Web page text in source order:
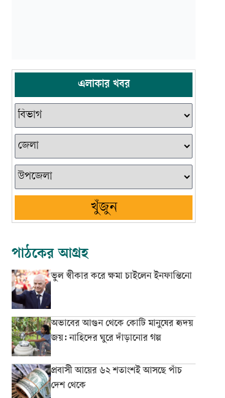
এলাকার খবর
খুঁজুন
পাঠকের আগ্রহ
ভুল স্বীকার করে ক্ষমা চাইলেন ইনফান্তিনো
অভাবের আগুন থেকে কোটি মানুষের হৃদয়
জয়: নাহিদের ঘুরে দাঁড়ানোর গল্প
প্রবাসী আয়ের ৬২ শতাংশই আসছে পাঁচ
দেশ থেকে